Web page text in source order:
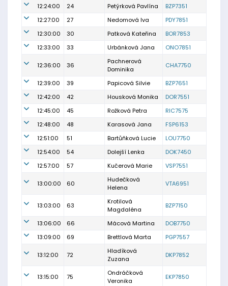
12:24:00 24 Petýrková Pavlína
BZP7351
12:27:00
27 Nedomová Iva
PDY7851
12:30:00
30 Patková Kateřina
BOR7853
12:33:00
33 Urbánková Jana ONO7851
12:36:00 36
Pachnerová
Dominika
CHA7750
12:39:00 39 Papicová Silvie
BZP7651
12:42:00
42 Housková Monika
DOR7551
12:45:00
45 Rožková Petra
RIC7575
12:48:00
48 Karasová Jana
FSP6153
12:51:00
51 Bartůňková Lucie
LOU7750
12:54:00
54 Dolejší Lenka
DOK7450
12:57:00
57 Kučerová Marie VSP7551
13:00:00 60
Hudečková
Helena
VTA6951
13:03:00 63
Krotilová
Magdaléna
BZP7150
13:06:00 66 Mácová Martina
DOB7750
13:09:00
69 Brettlová Marta PGP7557
13:12:00 72
Hladíková
Zuzana
DKP7852
13:15:00 75
Ondráčková
Veronika
EKP7850